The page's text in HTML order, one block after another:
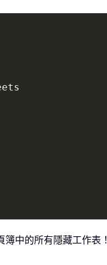
中的所有隱藏工作表！